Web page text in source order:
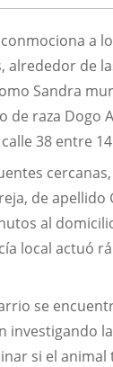
a
alrededor de
Sandra
de raza Dogo
38 entre
de apellido
al
local actuó
se
investigando
si el animal